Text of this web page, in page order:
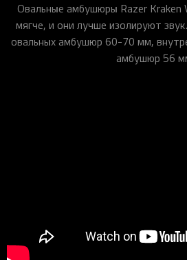
Овальные амбушюры Razer Kraken
мягче, и они лучше изолируют
овальных амбушюр 60-70 мм,
амбушюр 56